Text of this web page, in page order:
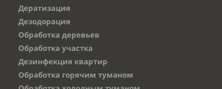
Дератизация
Дезодорация
Обработка деревьев
Обработка участка
Дезинфекция квартир
Обработка горячим туманом